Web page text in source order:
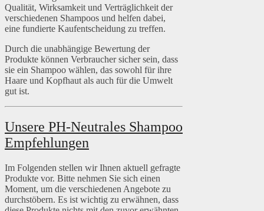
Qualität, Wirksamkeit und Verträglichkeit der
verschiedenen Shampoos und helfen dabei,
eine fundierte Kaufentscheidung zu treffen.
Durch die unabhängige Bewertung der
Produkte können Verbraucher sicher sein, dass
sie ein Shampoo wählen, das sowohl für ihre
Haare und Kopfhaut als auch für die Umwelt
gut ist.
Unsere PH-Neutrales Shampoo
Empfehlungen
Im Folgenden stellen wir Ihnen aktuell gefragte
Produkte vor. Bitte nehmen Sie sich einen
Moment, um die verschiedenen Angebote zu
durchstöbern. Es ist wichtig zu erwähnen, dass